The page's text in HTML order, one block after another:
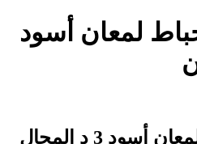
احباط لمعان أسود
16 " الهيليوم احباط لمعان أسود 3 د المجال